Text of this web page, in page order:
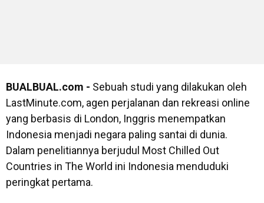
BUALBUAL.com - Sebuah studi yang dilakukan oleh
LastMinute.com, agen perjalanan dan rekreasi online
yang berbasis di London, Inggris menempatkan
Indonesia menjadi negara paling santai di dunia.
Dalam penelitiannya berjudul Most Chilled Out
Countries in The World ini Indonesia menduduki
peringkat pertama.